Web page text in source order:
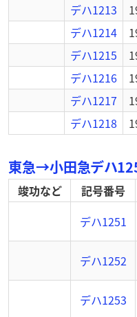
デハ1213
デハ1214
デハ1215
デハ1216
デハ1217
デハ1218
東急→小田急デハ
竣功など
記号番号
デハ1251
デハ1252
デハ1253